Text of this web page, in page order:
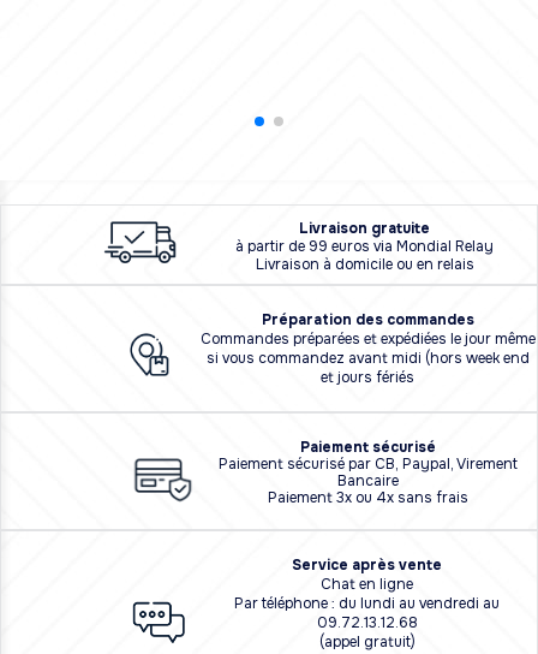
Livraison gratuite
à partir de 99 euros via Mondial Relay
Livraison à domicile ou en relais
Préparation des commandes
Commandes préparées et expédiées le jour même
si vous commandez avant midi (hors week end
et jours fériés
Paiement sécurisé
Paiement sécurisé par CB, Paypal, Virement
Bancaire
Paiement 3x ou 4x sans frais
Service après vente
Chat en ligne
Par téléphone : du lundi au vendredi au
09.72.13.12.68
(appel gratuit)